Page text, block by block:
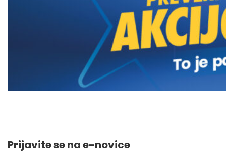
Prijavite se na e-novice